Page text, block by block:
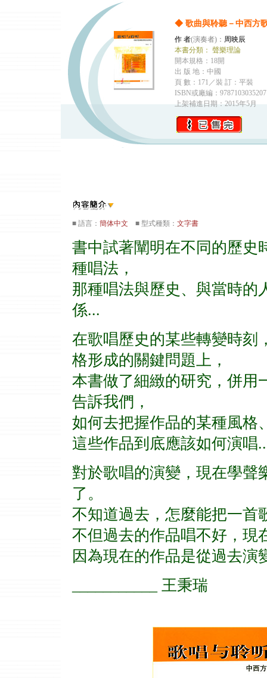
◆ 歌曲與聆聽－中西方
作 者(演奏者)： 周映辰
本書分類： 聲樂理論
開本規格：18開
出 版 地：中國
頁 數：171／裝 訂：平裝
ISBN或廠編：9787103035207
上架補進日期：2015年5月
■ 語言： 簡体中文 ■ 型式種類： 文字書
書中試著闡明在不同的歷史
種唱法，
那種唱法與歷史、與當時的
係...
在歌唱歷史的某些轉變時刻
格形成的關鍵問題上，
本書做了細緻的研究，併用
告訴我們，
如何去把握作品的某種風格
這些作品到底應該如何演唱
對於歌唱的演變，現在學聲
了。
不知道過去，怎麼能把一首
不但過去的作品唱不好，現
因為現在的作品是從過去演
___________ 王秉瑞